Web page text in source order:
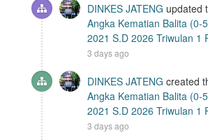
DINKES JATENG updated
Angka Kematian Balita (0-
2021 S.D 2026 Triwulan 1
3 days ago
DINKES JATENG created
Angka Kematian Balita (0-
2021 S.D 2026 Triwulan 1
3 days ago